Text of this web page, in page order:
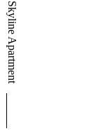
Skyline Apartment